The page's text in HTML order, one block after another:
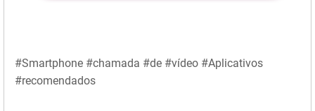
#Smartphone #chamada #de #vídeo #Aplicativos
#recomendados